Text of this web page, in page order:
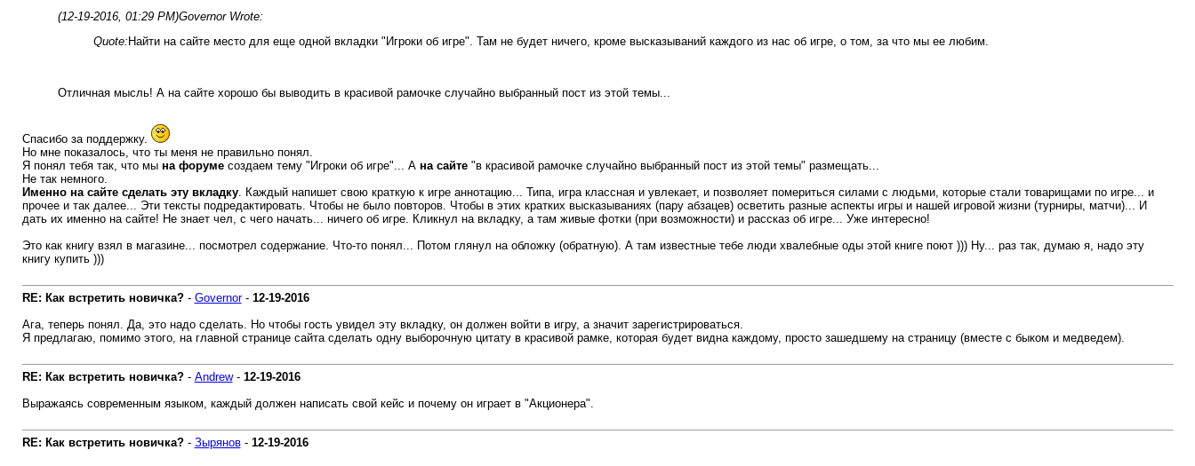
(12-19-2016, 01:29 PM)Governor Wrote:
Quote: Найти на сайте место для еще одной вкладки "Игроки об игре". Там не будет ничего, кроме высказываний каждого из нас об игре, о том, за что мы ее любим.
Отличная мысль! А на сайте хорошо бы выводить в красивой рамочке случайно выбранный пост из этой темы...
Спасибо за поддержку.
Но мне показалось, что ты меня не правильно понял.
Я понял тебя так, что мы на форумесоздаем тему "Игроки об игре"... А на сайте"в красивой рамочке случайно выбранный пост из этой темы" размещать...
Не так немного.
Именно на сайте сделать эту вкладку. Каждый напишет свою краткую к игре аннотацию... Типа, игра классная и увлекает, и позволяет помериться силами с людьми, которые стали товарищами по игре... и
прочее и так далее... Эти тексты подредактировать. Чтобы не было повторов. Чтобы в этих кратких высказываниях (пару абзацев) осветить разные аспекты игры и нашей игровой жизни (турниры, матчи)... И
дать их именно на сайте! Не знает чел, с чего начать... ничего об игре. Кликнул на вкладку, а там живые фотки (при возможности) и рассказ об игре... Уже интересно!
Это как книгу взял в магазине... посмотрел содержание. Что-то понял... Потом глянул на обложку (обратную). А там известные тебе люди хвалебные оды этой книге поют ))) Ну... раз так, думаю я, надо эту
книгу купить )))
RE: Как встретить новичка?- Governor- 12-19-2016
Ага, теперь понял. Да, это надо сделать. Но чтобы гость увидел эту вкладку, он должен войти в игру, а значит зарегистрироваться.
Я предлагаю, помимо этого, на главной странице сайта сделать одну выборочную цитату в красивой рамке, которая будет видна каждому, просто зашедшему на страницу (вместе с быком и медведем).
RE: Как встретить новичка?- Andrew- 12-19-2016
Выражаясь современным языком, каждый должен написать свой кейс и почему он играет в "Акционера".
RE: Как встретить новичка?- Зырянов- 12-19-2016